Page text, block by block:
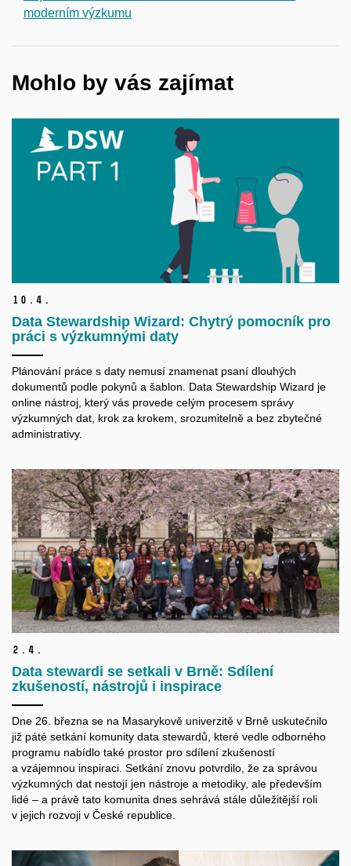
moderním výzkumu
Mohlo by vás zajímat
10. 4.
Data Stewardship Wizard: Chytrý pomocník pro
práci s výzkumnými daty
Plánování práce s daty nemusí znamenat psaní dlouhých
dokumentů podle pokynů a šablon. Data Stewardship Wizard je
online nástroj, který vás provede celým procesem správy
výzkumných dat, krok za krokem, srozumitelně a bez zbytečné
administrativy.
2. 4.
Data stewardi se setkali v Brně: Sdílení
zkušeností, nástrojů i inspirace
Dne 26. března se na Masarykově univerzitě v Brně uskutečnilo
již páté setkání komunity data stewardů, které vedle odborného
programu nabídlo také prostor pro sdílení zkušeností
a vzájemnou inspiraci. Setkání znovu potvrdilo, že za správou
výzkumných dat nestojí jen nástroje a metodiky, ale především
lidé – a právě tato komunita dnes sehrává stále důležitější roli
v jejich rozvoji v České republice.